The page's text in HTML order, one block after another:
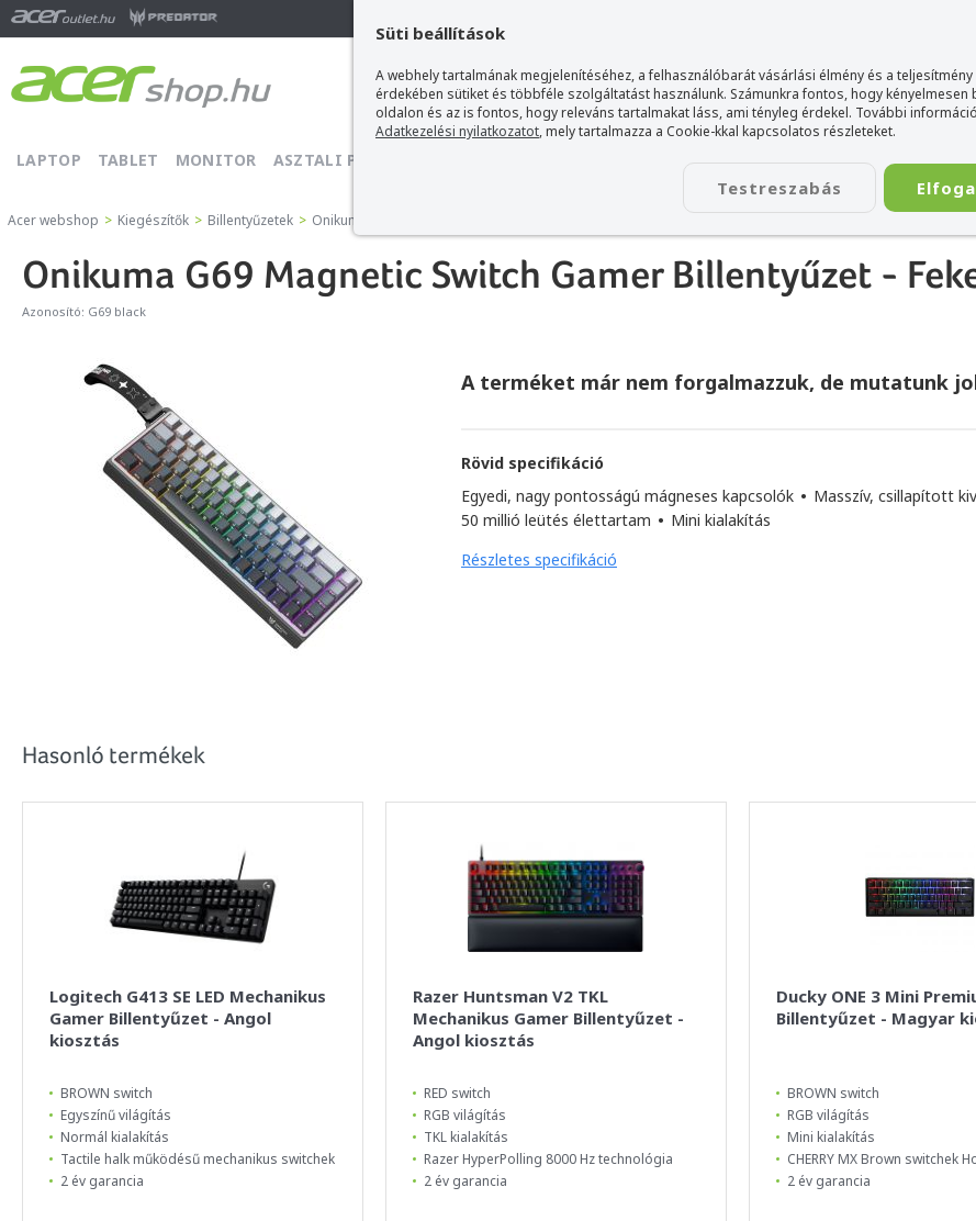
Süti beállítások
A webhely tartalmának megjelenítéséhez, a felhasználóbarát vásárlási élmény és a
érdekében sütiket és többféle szolgáltatást használunk. Számunkra fontos, hogy kényelmesen
oldalon és az is fontos, hogy releváns tartalmakat láss, ami tényleg érdekel. További
Adatkezelési nyilatkozatot, mely tartalmazza a Cookie-kkal kapcsolatos részleteket.
Testreszabás
LAPTOP TABLET MONITOR ASZTALI PC KIEGÉSZÍTŐ KAPCSOLAT
Acer webshop > Kiegészítők > Billentyűzetek > Onikuma Billentyűzetek
Onikuma G69 Magnetic Switch Gamer Billentyűzet -
Azonosító: G69 black
A terméket már nem forgalmazzuk, de mutatunk
Rövid specifikáció
Egyedi, nagy pontosságú mágneses kapcsolók • Masszív, csillapított
50 millió leütés élettartam • Mini kialakítás
Részletes specifikáció
Hasonló termékek
Logitech G413 SE LED Mechanikus
Gamer Billentyűzet - Angol
kiosztás
BROWN switch
Egyszínű világítás
Normál kialakítás
Tactile halk működésű mechanikus switchek
2 év garancia
Razer Huntsman V2 TKL
Mechanikus Gamer Billentyűzet -
Angol kiosztás
RED switch
RGB világítás
TKL kialakítás
Razer HyperPolling 8000 Hz technológia
2 év garancia
Ducky ONE 3 Mini
Billentyűzet - Magyar
BROWN switch
RGB világítás
Mini kialakítás
CHERRY MX Brown switchek
2 év garancia